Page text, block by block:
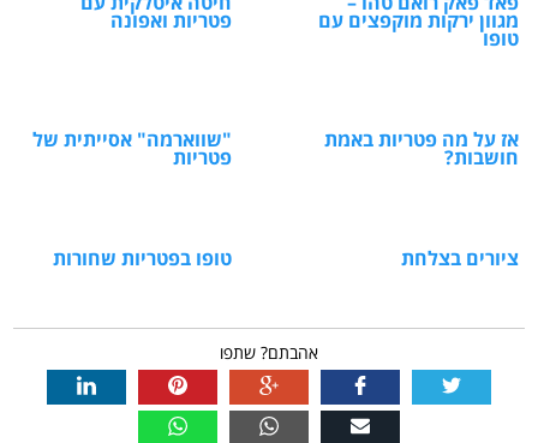
מגוון ירקות מוקפצים עם
טופו
פטריות ואפונה
אז על מה פטריות באמת
חושבות?
"שווארמה" אסייתית של
פטריות
ציורים בצלחת טופו בפטריות שחורות
אהבתם? שתפו